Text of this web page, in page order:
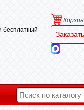
бесплатный